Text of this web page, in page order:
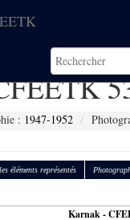
: 1947-1952
éléments représentés